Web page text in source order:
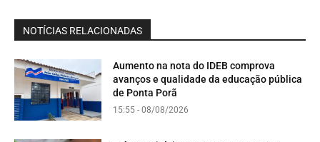
NOTÍCIAS RELACIONADAS
Aumento na nota do IDEB comprova
avanços e qualidade da educação pública
de Ponta Porã
15:55 - 08/08/2026